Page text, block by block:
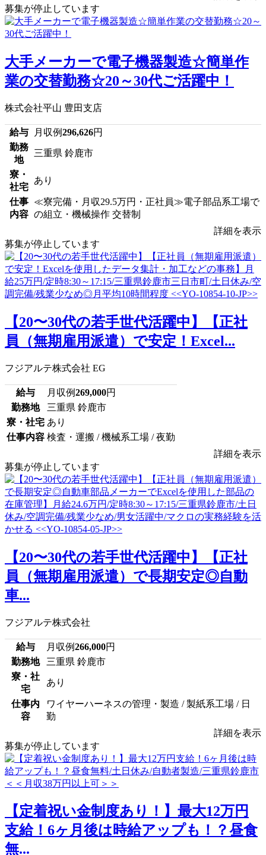
募集が停止しています
大手メーカーで電子機器製造☆簡単作
業の交替勤務☆20～30代ご活躍中！
株式会社平山 豊田支店
給与 月収例296,626円
勤務
地
三重県 鈴鹿市
寮・
社宅
あり
仕事
内容
≪寮完備・月収29.5万円・正社員≫電子部品系工場で
の組立・機械操作 交替制
詳細を表示
募集が停止しています
【20〜30代の若手世代活躍中】【正社
員（無期雇用派遣）で安定！Excel...
フジアルテ株式会社 EG
給与 月収例269,000円
勤務地
三重県 鈴鹿市
寮・社宅 あり
仕事内容 検査・運搬 / 機械系工場 / 夜勤
詳細を表示
募集が停止しています
【20〜30代の若手世代活躍中】【正社
員（無期雇用派遣）で長期安定◎自動
車...
フジアルテ株式会社
給与 月収例266,000円
勤務地
三重県 鈴鹿市
寮・社
宅
あり
仕事内
容
ワイヤーハーネスの管理・製造 / 製紙系工場 / 日
勤
詳細を表示
募集が停止しています
【定着祝い金制度あり！】最大12万円
支給！6ヶ月後は時給アップも！？昼食
無...